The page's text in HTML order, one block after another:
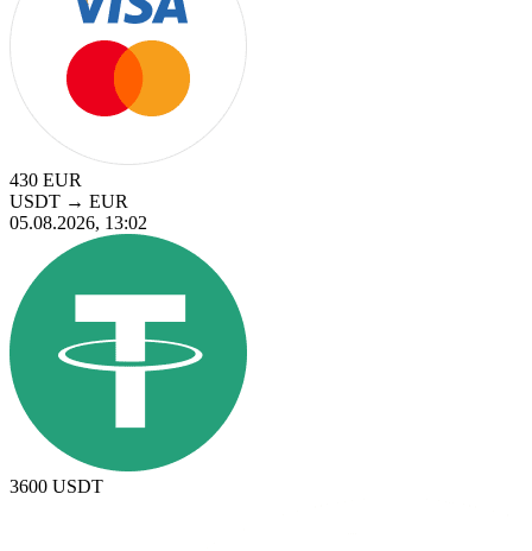
430 EUR
USDT → EUR
05.08.2026, 13:02
3600 USDT